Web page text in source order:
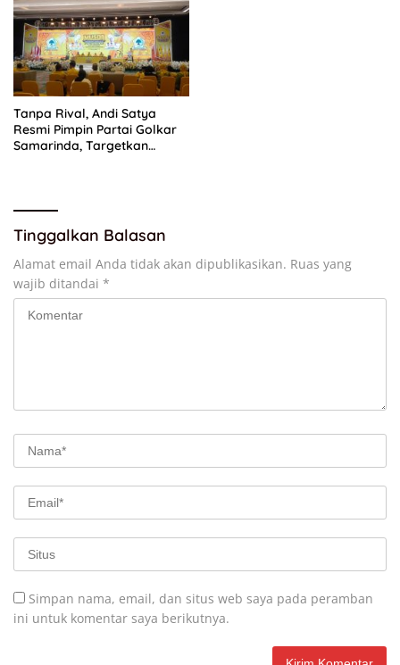
Tanpa Rival, Andi Satya
Resmi Pimpin Partai Golkar
Samarinda, Targetkan
Tinggalkan Balasan
Alamat email Anda tidak akan dipublikasikan. Ruas yang
wajib ditandai *
Simpan nama, email, dan situs web saya pada peramban
ini untuk komentar saya berikutnya.